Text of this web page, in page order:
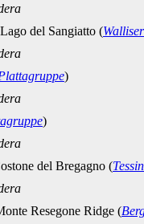
del Sangiatto (
)
)
del Bregagno (
Resegone Ridge (